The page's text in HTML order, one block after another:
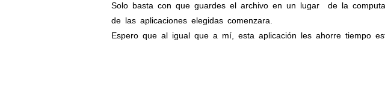
Solo basta con que guardes el archivo en un lugar
de la
de las aplicaciones elegidas comenzara.
Espero que al igual que a mí, esta aplicación les ahorre tiempo